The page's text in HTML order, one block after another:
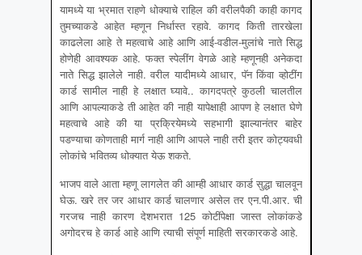
यामध्ये या भ्रमात राहणे धोक्याचे राहिल की वरीलपैकी काही कागद
तुमच्याकडे आहेत म्हणून निर्धास्त रहावे. कागद किती तारखेला
काढलेला आहे ते महत्वाचे आहे आणि आई-वडील-मुलांचे नाते सिद्ध
होणेही आवश्यक आहे. फक्त स्पेलींग वेगळे आहे म्हणूनही अनेकदा
नाते सिद्ध झालेले नाही. वरील यादीमध्ये आधार, पॅन किंवा व्होटींग
कार्ड सामील नाही हे लक्षात घ्यावे.. कागदपत्रे कुठली चालतील
आणि आपल्याकडे ती आहेत की नाही यापेक्षाही आपण हे लक्षात घेणे
महत्वाचे आहे की या प्रक्रियेमध्ये सहभागी झाल्यानंतर बाहेर
पडण्याचा कोणताही मार्ग नाही आणि आपले नाही तरी इतर कोट्यवधी
लोकांचे भवितव्य धोक्यात येऊ शकते.
भाजप वाले आता म्हणू लागलेत की आम्ही आधार कार्ड सुद्धा चालवून
घेऊ. खरे तर जर आधार कार्ड चालणार असेल तर एन.पी.आर. ची
गरजच नाही कारण देशभरात 125 कोटींपेक्षा जास्त लोकांकडे
अगोदरच हे कार्ड आहे आणि त्याची संपूर्ण माहिती सरकारकडे आहे.